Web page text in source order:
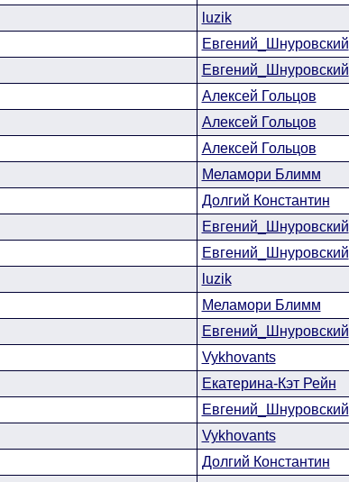
luzik
Евгений_Шнуровский
Евгений_Шнуровский
Алексей Гольцов
Алексей Гольцов
Алексей Гольцов
Меламори Блимм
Долгий Константин
Евгений_Шнуровский
Евгений_Шнуровский
luzik
Меламори Блимм
Евгений_Шнуровский
Vykhovants
Екатерина-Кэт Рейн
Евгений_Шнуровский
Vykhovants
Долгий Константин